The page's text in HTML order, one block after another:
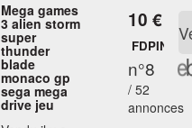
Mega games
3 alien storm
super
thunder
blade
monaco gp
sega mega
drive jeu
10 €
FDPIN
n°8
/ 52
annonces